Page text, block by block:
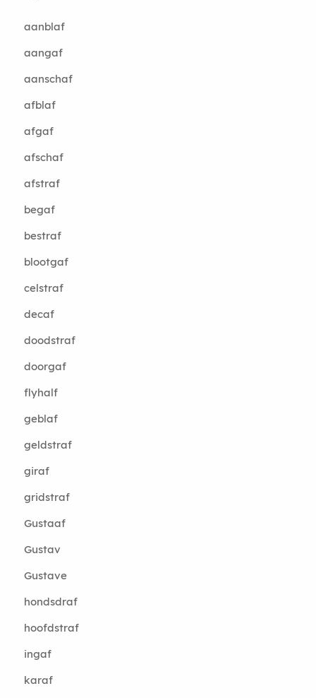
aanblaf
aangaf
aanschaf
afblaf
afgaf
afschaf
afstraf
begaf
bestraf
blootgaf
celstraf
decaf
doodstraf
doorgaf
flyhalf
geblaf
geldstraf
giraf
gridstraf
Gustaaf
Gustav
Gustave
hondsdraf
hoofdstraf
ingaf
karaf